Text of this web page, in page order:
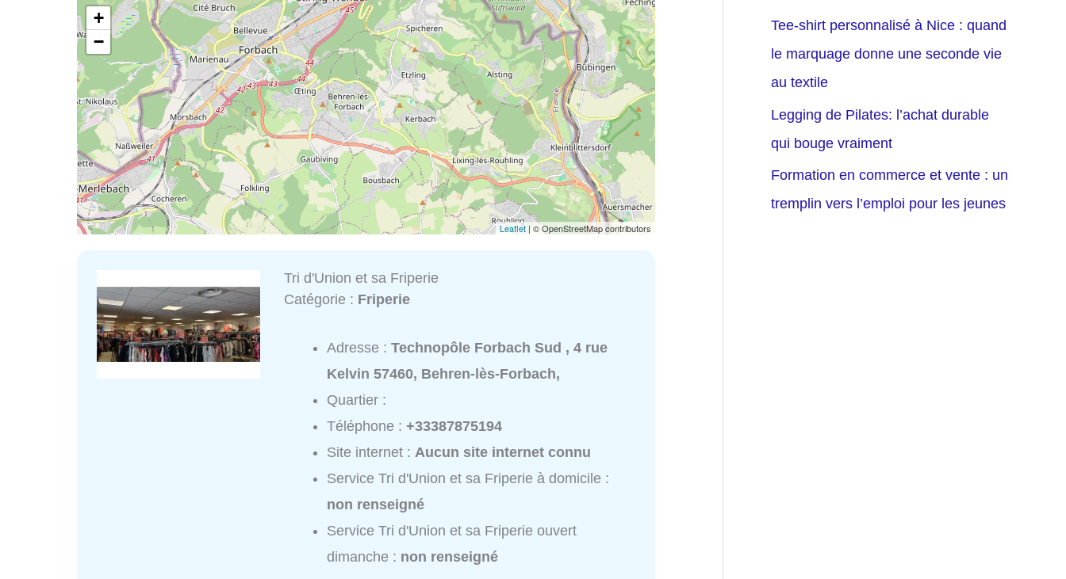
+
−
Leaflet | © OpenStreetMap contributors
Tri d'Union et sa Friperie
Catégorie : Friperie
Adresse :Technopôle Forbach Sud , 4 rue
Kelvin 57460, Behren-lès-Forbach,
Quartier :
Téléphone :+33387875194
Site internet :Aucun site internet connu
Service Tri d'Union et sa Friperie à domicile :
non renseigné
Service Tri d'Union et sa Friperie ouvert
dimanche : non renseigné
Tee-shirt personnalisé à Nice : quand
le marquage donne une seconde vie
au textile
Legging de Pilates: l’achat durable
qui bouge vraiment
Formation en commerce et vente : un
tremplin vers l’emploi pour les jeunes